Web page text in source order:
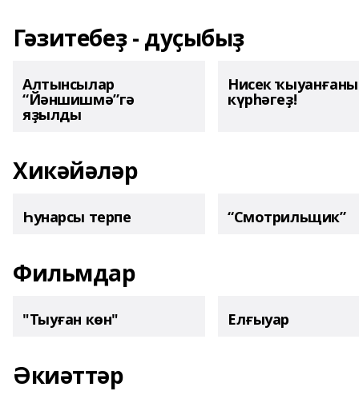
Гәзитебеҙ - дуҫыбыҙ
Алтынсылар
“Йәншишмә”гә
яҙылды
Нисек
күрһәгеҙ!
Хикәйәләр
Һунарсы терпе “Смотрильщик”
Фильмдар
"Тыуған көн" Елғыуар
Әкиәттәр